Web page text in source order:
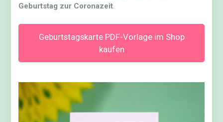
Geburtstag zur Coronazeit.
Geburtstagskarte PDF-Vorlage im Shop
kaufen